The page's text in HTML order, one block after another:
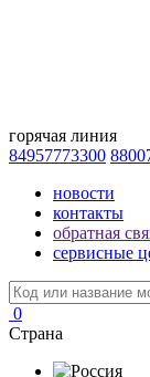
горячая линия
84957773300
новости
контакты
обратная
сервисные
0
Страна